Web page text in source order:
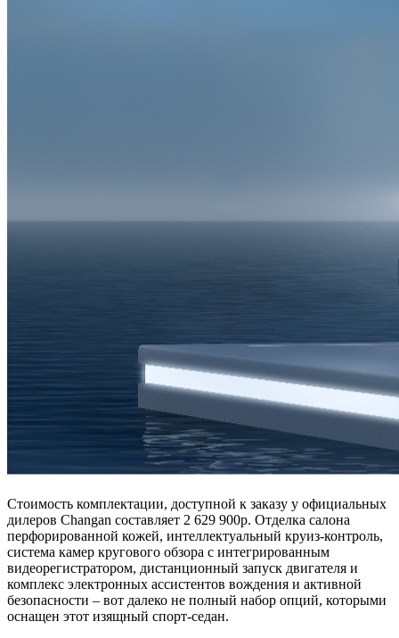
Стоимость комплектации, доступной к заказу у официальных
дилеров Changan составляет 2 629 900р. Отделка салона
перфорированной кожей, интеллектуальный круиз-контроль,
система камер кругового обзора с интегрированным
видеорегистратором, дистанционный запуск двигателя и
комплекс электронных ассистентов вождения и активной
безопасности – вот далеко не полный набор опций, которыми
оснащен этот изящный спорт-седан.